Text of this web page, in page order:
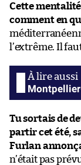
Cette
comment en
l’extrême. Il
Tu sortais de
partir cet été,
Furlan
n’était pas